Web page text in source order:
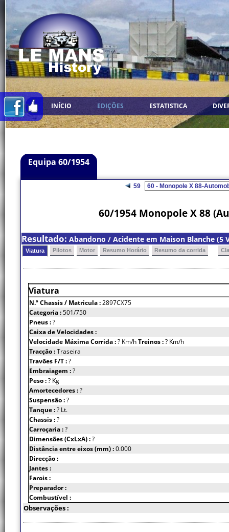
INÍCIO EDIÇÕES ESTATISTICA
Equipa 60/1954
59
60/1954 Monopole X 88
Resultado: Abandono / Acidente em Maison Blanche (5
Viatura Pilotos Motor Resumo Horário Resumo da corrida
Viatura
N.º Chassis/ Matricula :2897CX75
Categoria :501/750
Pneus :?
Caixa de Velocidades :
Velocidade Máxima Corrida :? Km/hTreinos :? Km/h
Tracção :Traseira
Travões F/T :?
Embraiagem :?
Peso :? Kg
Amortecedores :?
Suspensão :?
Tanque :? Lt.
Chassis :?
Carroçaria :?
Dimensões (CxLxA) :?
Distância entre eixos (mm) :0.000
Direcção :
Jantes :
Farois :
Preparador :
Combustível :
Observações :